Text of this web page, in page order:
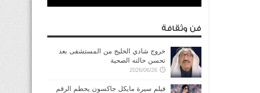
فن وثقافة
خروج شادي الخليج من المستشفى بعد
تحسن حالته الصحية
2026/06/26
فيلم سيرة مايكل جاكسون يحطم الرقم